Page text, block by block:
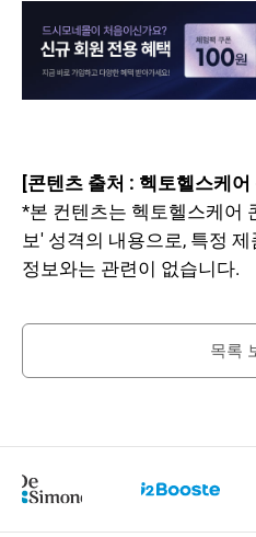
[콘텐츠 출처 : 헥토헬스케어
*본 컨텐츠는 헥토헬스케어
보' 성격의 내용으로, 특정
정보와는 관련이 없습니다.
목록